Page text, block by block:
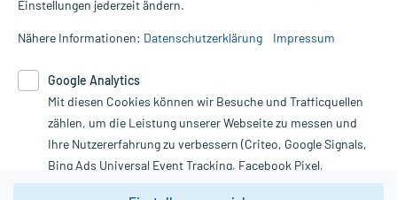
Informationen auf dieser Website werden ausschließlich für
die Untersuchung und Behandlung durch einen Arzt. Bitte
Therapien eingeleitet werden können. | Diese Webseite benutzt
Google Analytics. Lesen Sie bitte dazu die wichtigen Hinweise in
unserer Datenschutzerklärung. Für den Widerruf einer Bestellung
nutzen Sie das Formular:
Vertrag widerrufen
Einstellungen jederzeit ändern.
Nähere Informationen: Datenschutzerklärung Impressum
Google Analytics
Mit diesen Cookies können wir Besuche und Trafficquellen
zählen, um die Leistung unserer Webseite zu messen und
Ihre Nutzererfahrung zu verbessern (Criteo, Google Signals,
Bing Ads Universal Event Tracking, Facebook Pixel,
Youtube-Social Plugin).